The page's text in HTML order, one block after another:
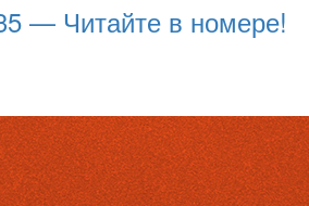
— Читайте в номере!